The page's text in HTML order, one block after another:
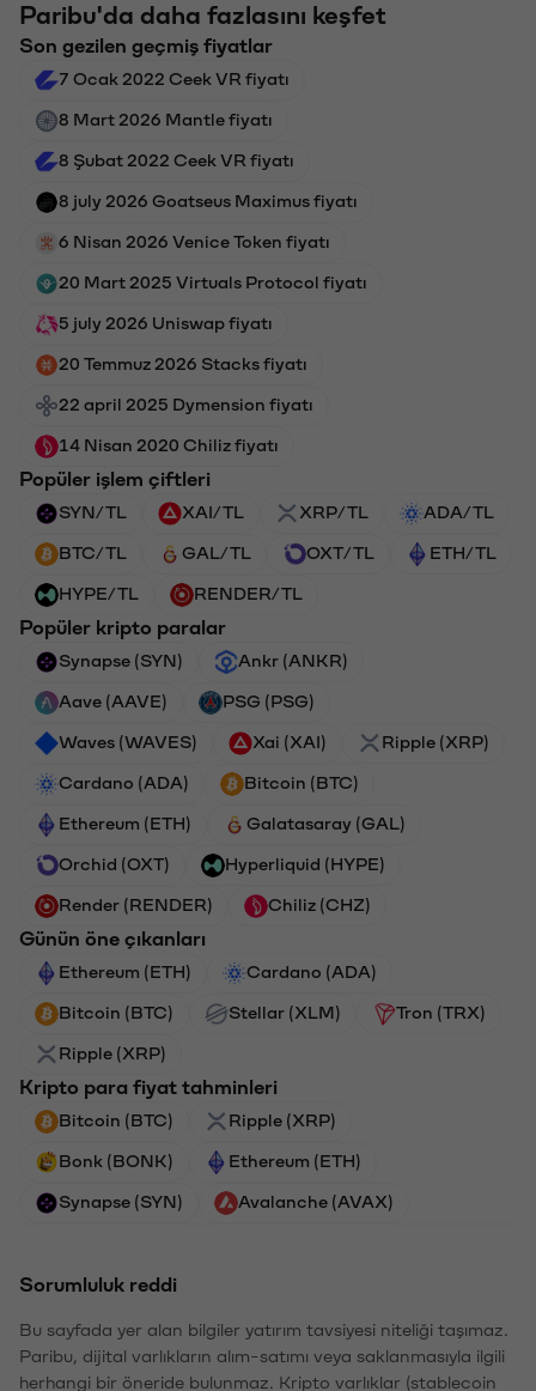
Paribu'da daha fazlasını keşfet
Son gezilen geçmiş fiyatlar
7 Ocak 2022 Ceek VR fiyatı
8 Mart 2026 Mantle fiyatı
8 Şubat 2022 Ceek VR fiyatı
8 july 2026 Goatseus Maximus fiyatı
6 Nisan 2026 Venice Token fiyatı
20 Mart 2025 Virtuals Protocol fiyatı
5 july 2026 Uniswap fiyatı
20 Temmuz 2026 Stacks fiyatı
22 april 2025 Dymension fiyatı
14 Nisan 2020 Chiliz fiyatı
Popüler işlem çiftleri
SYN/TL XAI/TL XRP/TL ADA/TL
BTC/TL GAL/TL OXT/TL ETH/TL
HYPE/TL RENDER/TL
Popüler kripto paralar
Synapse (SYN) Ankr (ANKR)
Aave (AAVE) PSG (PSG)
Waves (WAVES) Xai (XAI) Ripple (XRP)
Cardano (ADA) Bitcoin (BTC)
Ethereum (ETH) Galatasaray (GAL)
Orchid (OXT) Hyperliquid (HYPE)
Render (RENDER) Chiliz (CHZ)
Günün öne çıkanları
Ethereum (ETH) Cardano (ADA)
Bitcoin (BTC) Stellar (XLM) Tron (TRX)
Ripple (XRP)
Kripto para fiyat tahminleri
Bitcoin (BTC) Ripple (XRP)
Bonk (BONK) Ethereum (ETH)
Synapse (SYN) Avalanche (AVAX)
Sorumluluk reddi
Bu sayfada yer alan bilgiler yatırım tavsiyesi niteliği taşımaz.
Paribu, dijital varlıkların alım-satımı veya saklanmasıyla ilgili
herhangi bir öneride bulunmaz. Kripto varlıklar (stablecoin